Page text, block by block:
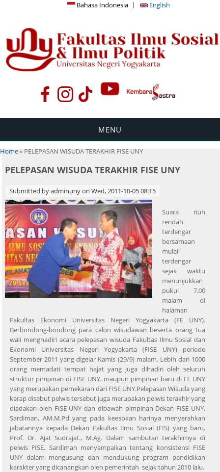
Bahasa Indonesia English
MENU
You are here
Home» PELEPASAN WISUDA TERAKHIR FISE UNY
PELEPASAN WISUDA TERAKHIR FISE UNY
Submitted byadminunyon Wed, 2011-10-05 08:15
Suara riuh
rendah
terdengar
bersamaan
mulai
terdengar
sejak waktu
menunjukkan
pukul 7.00
malam di
halaman
Fakultas Ekonomi Universitas Negeri Yogyakarta (FE UNY).
Berbondong-bondong para calon wisudawan beserta orang tua
wali menghadiri acara pelepasan wisuda Fakultas Ilmu Sosial dan
Ekonomi Universitas Negeri Yogyakarta (FISE UNY) periode
September 2011 yang digelar Kamis (29/9) malam. Lebih dari 1000
orang memadati tempat hajat yang juga dihadiri oleh seluruh
struktur pimpinan di FISE UNY, maupun pimpinan baru di FE UNY
yang merupakan pemekaran dari FISE UNY.Pelepasan Wisuda yang
kerap disebut pelwis tersebut juga merupakan pelwis terakhir yang
diadakan oleh FISE UNY dan dibawah pimpinan Dekan FISE UNY,
Sardiman, AM.M.Pd yang pada keesokan harinya menyerahkan
jabatannya kepada Dekan Fakultas Ilmu Sosial (FIS) yang baru,
Prof. Dr. Ajat Sudrajat., M.Ag. Dalam sambutan terakhirnya di
pelwis FISE, Sardiman menyampaikan tentang konsistensi FISE
UNY dalam mengusung dan mendukung program pendidikan
karakter yang dicanangkan oleh pemerintah sejak tahun 2010 lalu.